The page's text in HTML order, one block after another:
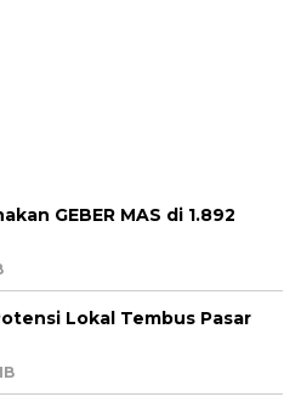
GEBER MAS di 1.892
Lokal Tembus Pasar